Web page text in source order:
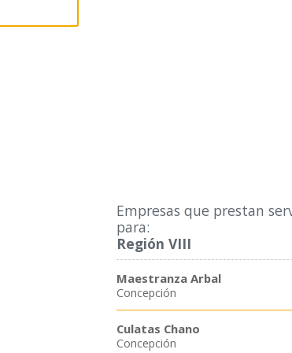
Empresas que prestan
para:
Región VIII
Maestranza Arbal
Concepción
Culatas Chano
Concepción